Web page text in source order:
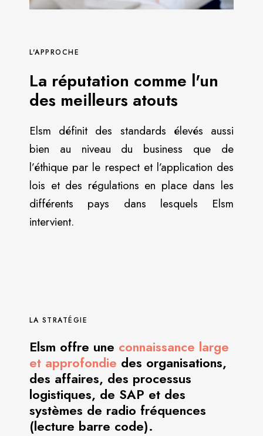
L'APPROCHE
La réputation comme l'un
des meilleurs atouts
Elsm définit des standards élevés aussi
bien au niveau du business que de
l’éthique par le respect et l’application des
lois et des régulations en place dans les
différents pays dans lesquels Elsm
intervient.
LA STRATÉGIE
Elsm offre une connaissance large
et approfondie des organisations,
des affaires, des processus
logistiques, de SAP et des
systèmes de radio fréquences
(lecture barre code).